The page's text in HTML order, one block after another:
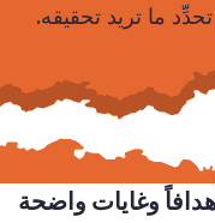
ما تريد تحقيقه.
وغايات واضحة